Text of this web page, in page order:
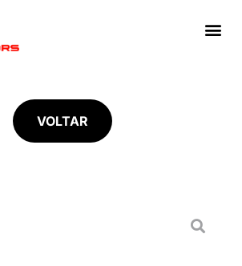
VOLTAR